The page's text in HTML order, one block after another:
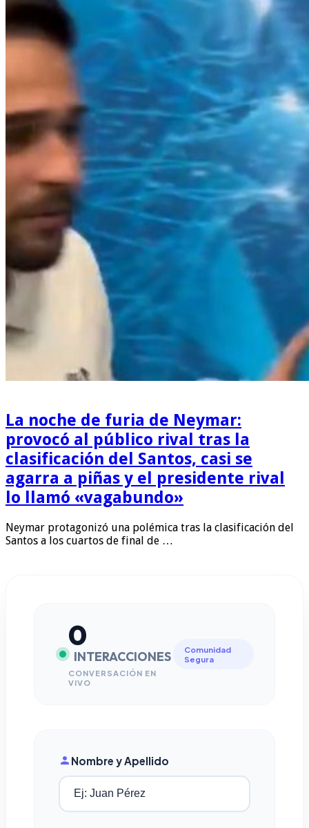
La noche de furia de Neymar:
provocó al público rival tras la
clasificación del Santos, casi se
agarra a piñas y el presidente rival
lo llamó «vagabundo»
Neymar protagonizó una polémica tras la clasificación del
Santos a los cuartos de final de …
0
INTERACCIONES
CONVERSACIÓN EN
VIVO
Comunidad
Segura
Nombre y Apellido